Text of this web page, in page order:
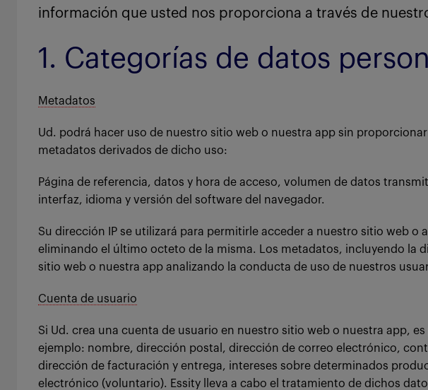
información que usted nos proporciona a través de
1. Categorías de datos
Metadatos
Ud. podrá hacer uso de nuestro sitio web o nuestra app sin
metadatos derivados de dicho uso:
Página de referencia, datos y hora de acceso, volumen de datos
interfaz, idioma y versión del software del navegador.
Su dirección IP se utilizará para permitirle acceder a nuestro sitio web
eliminando el último octeto de la misma. Los metadatos, incluyendo la
sitio web o nuestra app analizando la conducta de uso de nuestros
Cuenta de usuario
Si Ud. crea una cuenta de usuario en nuestro sitio web o nuestra app,
ejemplo: nombre, dirección postal, dirección de correo electrónico,
dirección de facturación y entrega, intereses sobre determinados
electrónico (voluntario). Essity lleva a cabo el tratamiento de dichos